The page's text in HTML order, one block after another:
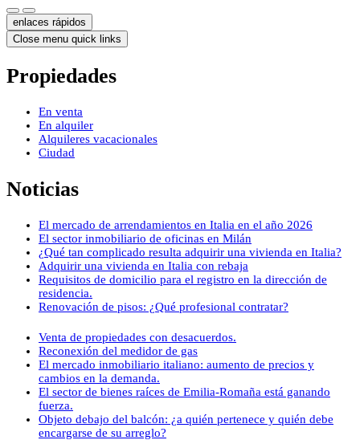
enlaces rápidos
Close menu quick links
Propiedades
En venta
En alquiler
Alquileres vacacionales
Ciudad
Noticias
El mercado de arrendamientos en Italia en el año 2026
El sector inmobiliario de oficinas en Milán
¿Qué tan complicado resulta adquirir una vivienda en Italia?
Adquirir una vivienda en Italia con rebaja
Requisitos de domicilio para el registro en la dirección de
residencia.
Renovación de pisos: ¿Qué profesional contratar?
Venta de propiedades con desacuerdos.
Reconexión del medidor de gas
El mercado inmobiliario italiano: aumento de precios y
cambios en la demanda.
El sector de bienes raíces de Emilia-Romaña está ganando
fuerza.
Objeto debajo del balcón: ¿a quién pertenece y quién debe
encargarse de su arreglo?